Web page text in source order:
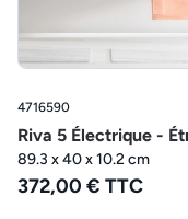
4716590
Riva 5 Électrique -
89.3 x 40 x 10.2 cm
372,00 € TTC